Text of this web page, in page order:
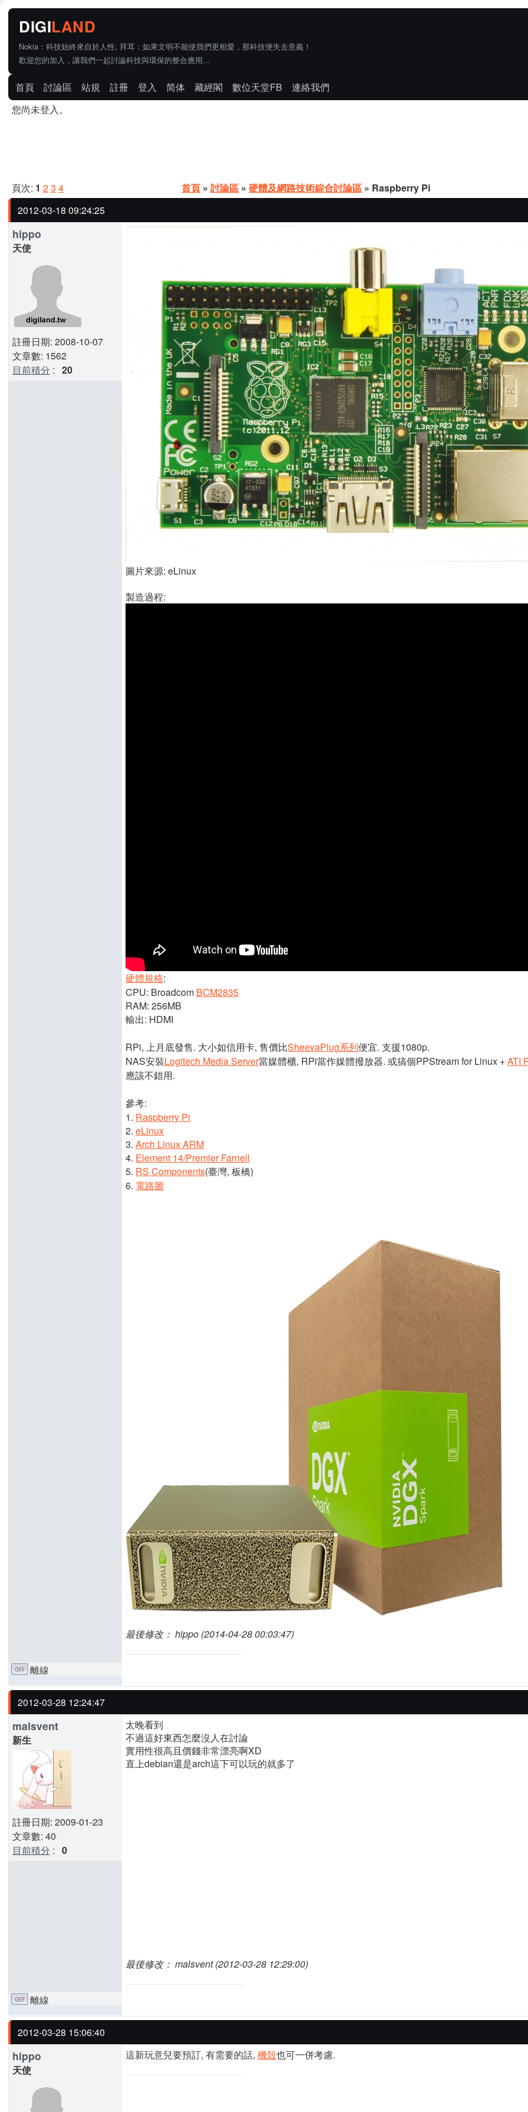
Nokia：科技始終來自於人性; 拜耳：如果文明不能使我們更相愛，那科技便失去意義！
歡迎您的加入，讓我們一起討論科技與環保的整合應用...
首頁 討論區 站規 註冊 登入 简体 藏經閣 數位天堂FB
連絡我們
您尚未登入。
頁次: 1 23 4 首頁 » 討論區 » 硬體及網路技術綜合討論區 » Raspberry Pi
2012-03-18 09:24:25
hippo
天使
註冊日期: 2008-10-07
文章數: 1562
目前積分 : 20
圖片來源: eLinux
製造過程:
硬體規格:
CPU: Broadcom BCM2835
RAM: 256MB
輸出: HDMI
RPi, 上月底發售. 大小如信用卡, 售價比SheevaPlug系列便宜. 支援1080p.
NAS安裝Logitech Media Server當媒體櫃, RPi當作媒體撥放器. 或搞個PPStream for Linux +ATI
應該不錯用.
參考:
1. Raspberry Pi
2. eLinux
3. Arch Linux ARM
4. Element 14/Premier Farnell
5. RS Components(臺灣, 板橋)
6. 電路圖
最後修改： hippo (2014-04-28 00:03:47)
離線
2012-03-28 12:24:47
malsvent
新生
註冊日期: 2009-01-23
文章數: 40
目前積分 : 0
太晚看到
不過這好東西怎麼沒人在討論
實用性很高且價錢非常漂亮啊XD
直上debian還是arch這下可以玩的就多了
最後修改： malsvent (2012-03-28 12:29:00)
離線
2012-03-28 15:06:40
hippo
天使
這新玩意兒要預訂, 有需要的話, 機殼也可一併考慮.